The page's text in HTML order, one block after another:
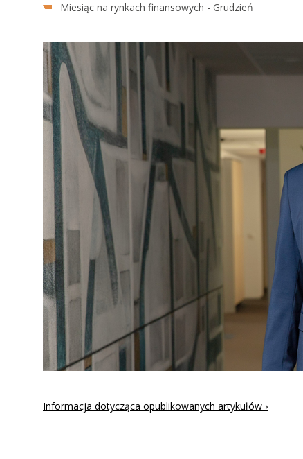
Miesiąc na rynkach finansowych - Grudzień
Informacja dotycząca opublikowanych artykułów ›